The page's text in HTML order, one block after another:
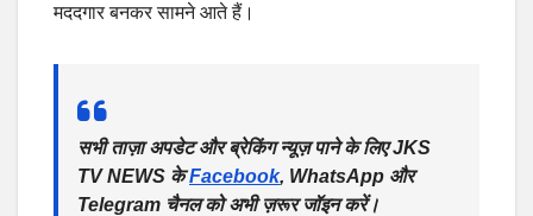
मददगार बनकर सामने आते हैं।
सभी ताज़ा अपडेट और ब्रेकिंग न्यूज़ पाने के लिए JKS
TV NEWS केFacebook, WhatsApp और
Telegram चैनल को अभी ज़रूर जॉइन करें।